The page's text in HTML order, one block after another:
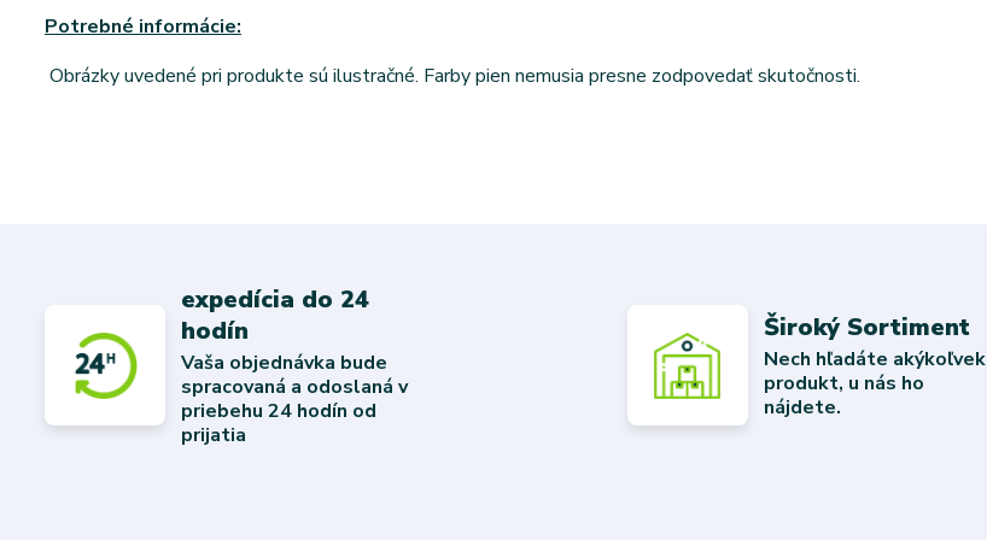
Potrebné informácie:
Obrázky uvedené pri produkte sú ilustračné. Farby pien nemusia presne zodpovedať skutočnosti.
expedícia do 24
hodín
Vaša objednávka bude
spracovaná a odoslaná v
priebehu 24 hodín od
prijatia
Široký Sortiment
Nech hľadáte akýkoľvek
produkt, u nás ho
nájdete.